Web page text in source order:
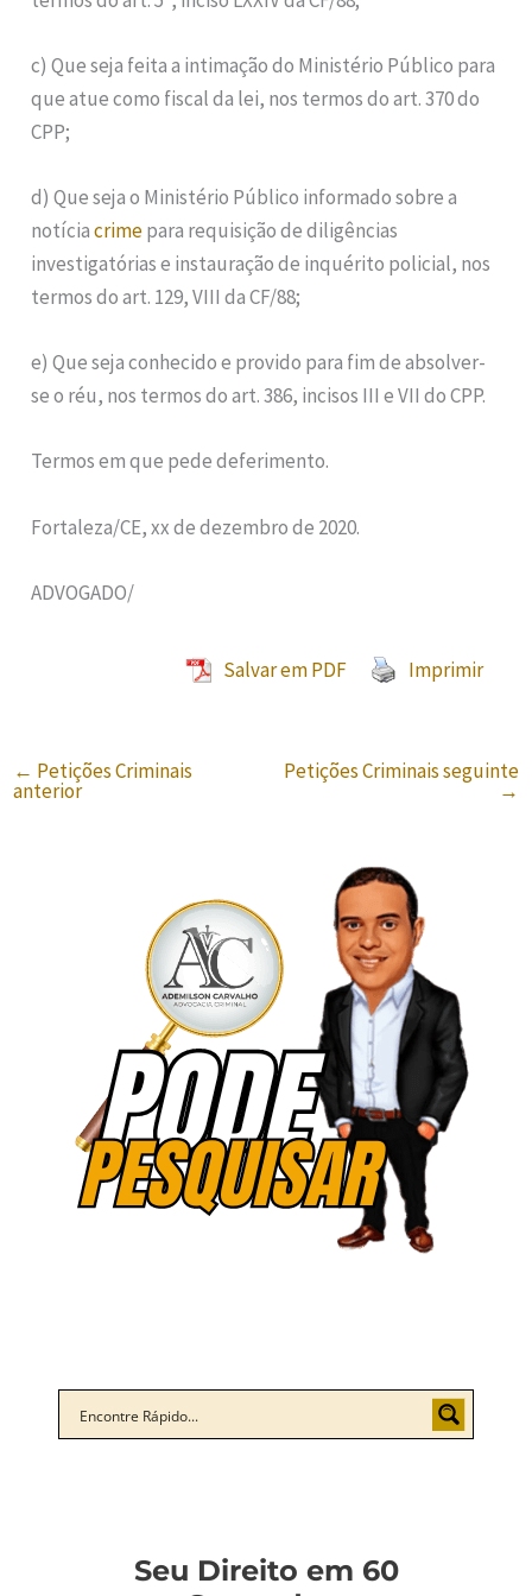
c) Que seja feita a intimação do Ministério Público para
que atue como fiscal da lei, nos termos do art. 370 do
CPP;
d) Que seja o Ministério Público informado sobre a
notíciacrimepara requisição de diligências
investigatórias e instauração de inquérito policial, nos
termos do art. 129, VIII da CF/88;
e) Que seja conhecido e provido para fim de absolver-
se o réu, nos termos do art. 386, incisos III e VII do CPP.
Termos em que pede deferimento.
Fortaleza/CE, xx de dezembro de 2020.
ADVOGADO/
Salvar em PDF Imprimir
← Petições Criminais
anterior
Petições Criminais seguinte
→
Seu Direito em 60